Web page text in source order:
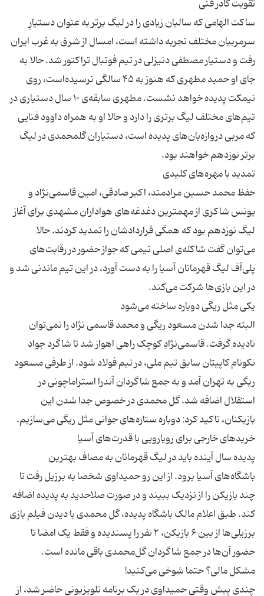
ساکت الهامی که سالیان زیادی را در لیگ برتر به عنوان دستیارِ
سرمربیان مختلف تجربه داشته است، امسال از شرق به غرب ایران
رفت و دستیار مصطفی دنیزلی در تیم فوتبال تراکتور شد. حالا به
جای او حمید مطهری که هنوز به ۴۵ سالگی نرسیده‌است، روی
نیمکت پدیده خواهد نشست. مطهری سابقه‌ی ۱۰ سال دستیاری در
تیم‌های مختلف لیگ برتری را دارد و حالا او به همراه داوود فنایی
که مربی دروازه‌بان‌های پدیده است، دستیاران گلمحمدی در لیگ
حفظ محمد حسین مرادمند، اکبر صادقی، امین قاسمی‌نژاد و
یونس شاکری از مهمترین دغدغه‌های هواداران مشهدی برای آغاز
لیگ نوزدهم بود که همگی قراردادشان را تمدید کردند. حالا
می‌توان گفت شاکله‌ی اصلی تیمی که جواز حضور در رقابت‌های
پلی‌آف لیگ قهرمانان آسیا را به دست آورد، در این تیم ماندنی شد و
البته جدا شدن مسعود ریگی و محمد قاسمی نژاد را نمی‌توان
نادیده گرفت. قاسمی‌نژادِ کوچک راهی اهواز شد تا شاگرد جواد
نکونام کاپیتان سابق تیم ملی، در تیم فولاد شود. از طرفی مسعود
ریگی به تهران آمد و به جمع شاگردان آندرا استراماچونی در
استقلال اضافه شد. گل محمدی در خصوص جدا شدن این
پدیده سال آینده باید در لیگ قهرمانان به مصاف بهترین
باشگاه‌های آسیا برود. از این رو حمیداوی شخصا به برزیل رفت تا
چند بازیکن را از نزدیک ببیند و در صورت صلاحدید به پدیده اضافه
کند. طبق اعلام مالک باشگاه پدیده، گل محمدی با دیدن فیلم‌ بازی
برزیلی‌ها از بین ۶ بازیکن، ۲ نفر را پسندیده و فقط یک امضا تا
چندی پیش وقتی حمیداوی در یک برنامه تلویزیونی حاضر شد، از